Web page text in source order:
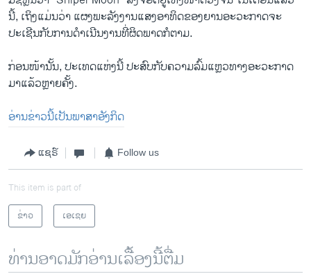
ນີ້, ເຖິງແມ່ນວ່າ ແຜງພະລັງງານແສງອາທິດຂອງຍານອະວະກາດຈະ
ປະເຊີນກັບການດໍາເນີນງານທີ່ຜິດພາດກໍຕາມ.
ກ່ອນ​ໜ້າ​ນັ້ນ, ປະ​ເທດແຫ່ງ​ນີ້ ​ປະສົບ​ກັບ​ຄວາມ​ລົ້ມ​ແຫຼວ​ທາງ​ອະວະກາດ
ມາແລ້ວ​ຫຼາຍ​ຄັ້ງ.
ອ່ານຂ່າວນີ້ເປັນພາສາອັງກິດ
ແຊຣ໌ Follow us
This item is part of
ຂ່າວ
ເອເຊຍ
ທ່ານອາດມັກອ່ານເລື້ອງນີ້ຕື່ມ